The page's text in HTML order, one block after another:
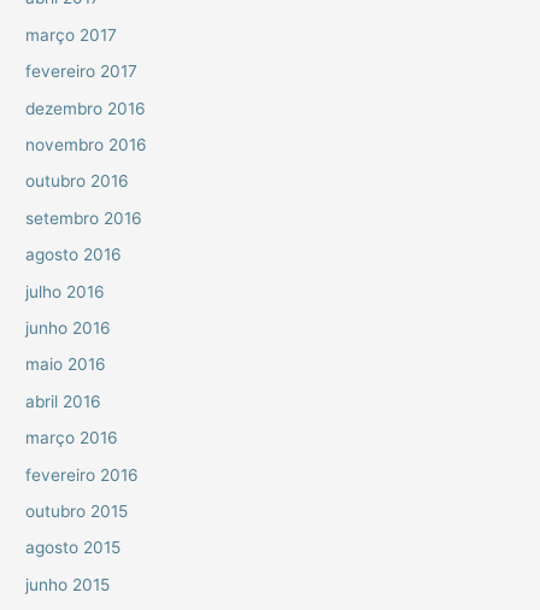
março 2017
fevereiro 2017
dezembro 2016
novembro 2016
outubro 2016
setembro 2016
agosto 2016
julho 2016
junho 2016
maio 2016
abril 2016
março 2016
fevereiro 2016
outubro 2015
agosto 2015
junho 2015